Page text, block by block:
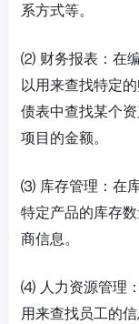
系方式等。
⑵ 财务报表：在
以用来查找特定
债表中查找某个
项目的金额。
⑶ 库存管理：在
特定产品的库存
商信息。
⑷ 人力资源管理
用来查找员工的